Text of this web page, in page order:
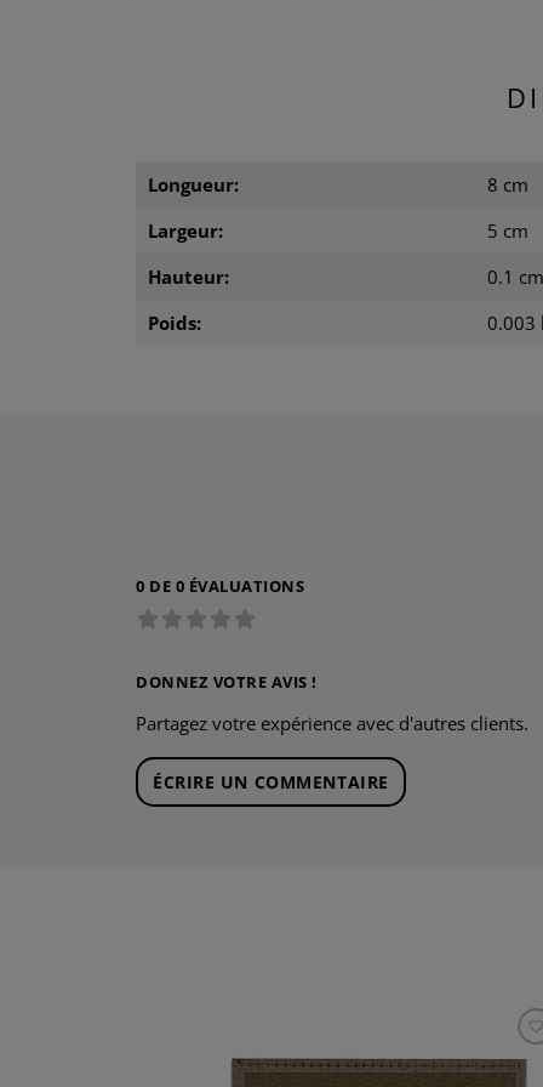
Longueur: 8 cm
Largeur:
5 cm
Hauteur:
0.1 cm
Poids:
0.003
0 DE 0 ÉVALUATIONS
DONNEZ VOTRE AVIS !
Partagez votre expérience avec d'autres clients.
ÉCRIRE UN COMMENTAIRE